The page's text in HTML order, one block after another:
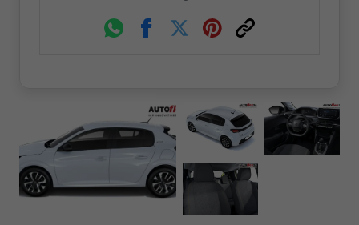
WhatsappFacebookTwitterPinterest
Link